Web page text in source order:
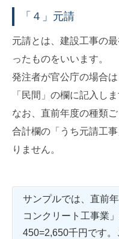
「４」元請
元請とは、建設工事の
ったものをいいます。
発注者が官公庁の場合
「民間」の欄に記入しま
なお、直前年度の種類
合計欄の「うち元請工
りません。
サンプルでは、直前
コンクリート工事業
450=2,650千円です